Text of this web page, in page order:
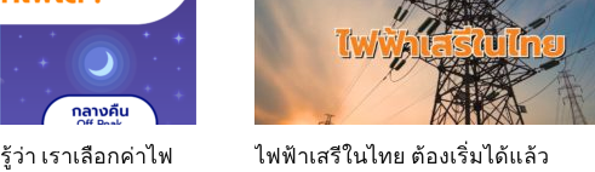
า เราเลือกค่าไฟ
ไฟฟ้าเสรีในไทย ต้องเริ่มได้แล้ว